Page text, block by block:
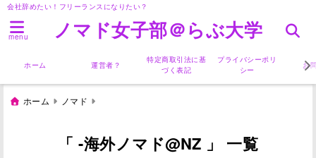
会社辞めたい！フリーランスになりたい？
menu ノマド女子部＠らぶ大学
ホーム 運営者？
特定商取引法に基
づく表記
プライバシーポリ
シー
お
ホーム ノマド
「 -海外ノマド@NZ 」 一覧